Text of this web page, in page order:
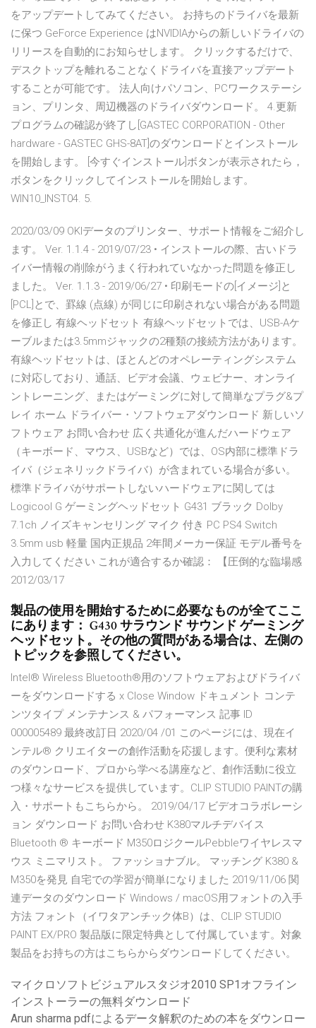
をアップデートしてみてください。 お持ちのドライバを最新
に保つ GeForce Experience はNVIDIAからの新しいドライバの
リリースを自動的にお知らせします。 クリックするだけで、
デスクトップを離れることなくドライバを直接アップデート
することが可能です。 法人向けパソコン、PCワークステーシ
ョン、プリンタ、周辺機器のドライバダウンロード。 4.更新
プログラムの確認が終了し[GASTEC CORPORATION - Other
hardware - GASTEC GHS-8AT]のダウンロードとインストール
を開始します。 [今すぐインストール]ボタンが表示されたら，
ボタンをクリックしてインストールを開始します。
WIN10_INST04. 5.
2020/03/09 OKIデータのプリンター、サポート情報をご紹介し
ます。 Ver. 1.1.4 - 2019/07/23 • インストールの際、古いドラ
イバー情報の削除がうまく行われていなかった問題を修正し
ました。 Ver. 1.1.3 - 2019/06/27 • 印刷モードの[イメージ]と
[PCL]とで、罫線 (点線) が同じに印刷されない場合がある問題
を修正し 有線ヘッドセット 有線ヘッドセットでは、USB-Aケ
ーブルまたは3.5mmジャックの2種類の接続方法があります。
有線ヘッドセットは、ほとんどのオペレーティングシステム
に対応しており、通話、ビデオ会議、ウェビナー、オンライ
ントレーニング、またはゲーミングに対して簡単なプラグ&プ
レイ ホーム ドライバー・ソフトウェアダウンロード 新しいソ
フトウェア お問い合わせ 広く共通化が進んだハードウェア
（キーボード、マウス、USBなど）では、OS内部に標準ドラ
イバ（ジェネリックドライバ）が含まれている場合が多い。
標準ドライバがサポートしないハードウェアに関しては
Logicool G ゲーミングヘッドセット G431 ブラック Dolby
7.1ch ノイズキャンセリング マイク 付き PC PS4 Switch
3.5mm usb 軽量 国内正規品 2年間メーカー保証 モデル番号を
入力してください これが適合するか確認： 【圧倒的な臨場感
2012/03/17
製品の使用を開始するために必要なものが全てここ
にあります： G430 サラウンド サウンド ゲーミング
ヘッドセット。その他の質問がある場合は、左側の
トピックを参照してください。
Intel® Wireless Bluetooth®用のソフトウェアおよびドライバ
ーをダウンロードする x Close Window ドキュメント コンテ
ンツタイプ メンテナンス & パフォーマンス 記事 ID
000005489 最終改訂日 2020/04 /01 このページには、現在イ
ンテル® クリエイターの創作活動を応援します。便利な素材
のダウンロード、プロから学べる講座など、創作活動に役立
つ様々なサービスを提供しています。CLIP STUDIO PAINTの購
入・サポートもこちらから。 2019/04/17 ビデオコラボレーシ
ョン ダウンロード お問い合わせ K380マルチデバイス
Bluetooth ® キーボード M350ロジクールPebbleワイヤレスマ
ウス ミニマリスト。 ファッショナブル。 マッチング K380 &
M350を発見 自宅での学習が簡単になりました 2019/11/06 関
連データのダウンロード Windows / macOS用フォントの入手
方法 フォント（イワタアンチック体B）は、CLIP STUDIO
PAINT EX/PRO 製品版に限定特典として付属しています。対象
製品をお持ちの方はこちらからダウンロードしてください。
マイクロソフトビジュアルスタジオ2010 SP1オフライン
インストーラーの無料ダウンロード
Arun sharma pdfによるデータ解釈のための本をダウンロー